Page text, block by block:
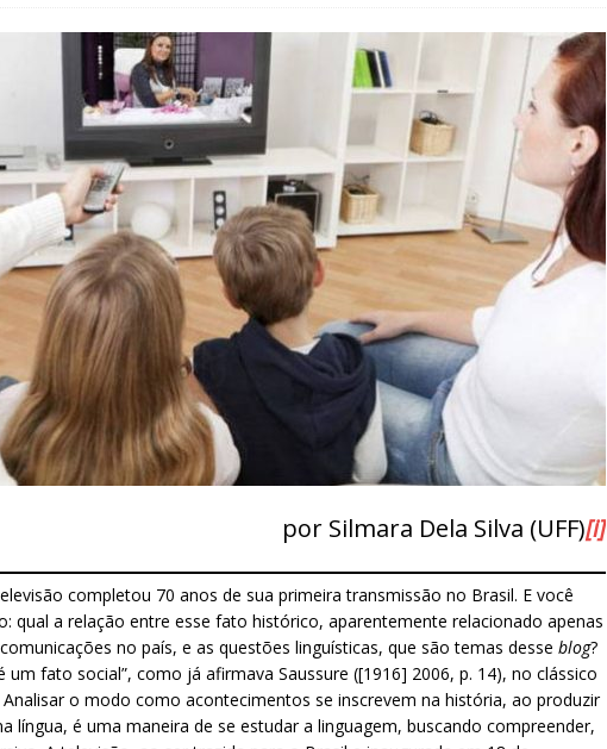
por Silmara Dela Silva (UFF)[i]
completou 70 anos de sua primeira transmissão no Brasil. E você
qual a relação entre esse fato histórico, aparentemente relacionado apenas
no país, e as questões linguísticas, que são temas desse blog?
um fato social”, como já afirmava Saussure ([1916] 2006, p. 14), no clássico
Analisar o modo como acontecimentos se inscrevem na história, ao produzir
língua, é uma maneira de se estudar a linguagem, buscando compreender,